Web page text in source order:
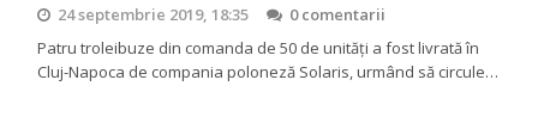
24 septembrie 2019, 18:35
0 comentarii
Patru troleibuze din comanda de 50 de unități a fost livrată în
Cluj-Napoca de compania poloneză Solaris, urmând să circule…